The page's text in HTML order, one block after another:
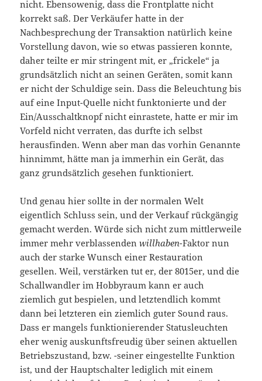
nicht. Ebensowenig, dass die Frontplatte nicht
korrekt saß. Der Verkäufer hatte in der
Nachbesprechung der Transaktion natürlich keine
Vorstellung davon, wie so etwas passieren konnte,
daher teilte er mir stringent mit, er „frickele“ ja
grundsätzlich nicht an seinen Geräten, somit kann
er nicht der Schuldige sein. Dass die Beleuchtung bis
auf eine Input-Quelle nicht funktonierte und der
Ein/Ausschaltknopf nicht einrastete, hatte er mir im
Vorfeld nicht verraten, das durfte ich selbst
herausfinden. Wenn aber man das vorhin Genannte
hinnimmt, hätte man ja immerhin ein Gerät, das
ganz grundsätzlich gesehen funktioniert.
Und genau hier sollte in der normalen Welt
eigentlich Schluss sein, und der Verkauf rückgängig
gemacht werden. Würde sich nicht zum mittlerweile
immer mehr verblassendenwillhaben-Faktor nun
auch der starke Wunsch einer Restauration
gesellen. Weil, verstärken tut er, der 8015er, und die
Schallwandler im Hobbyraum kann er auch
ziemlich gut bespielen, und letztendlich kommt
dann bei letzteren ein ziemlich guter Sound raus.
Dass er mangels funktionierender Statusleuchten
eher wenig auskunftsfreudig über seinen aktuellen
Betriebszustand, bzw. -seiner eingestellte Funktion
ist, und der Hauptschalter lediglich mit einem